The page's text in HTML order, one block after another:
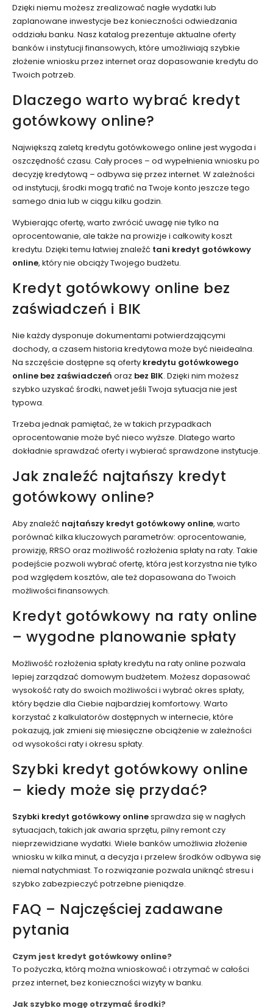
Dzięki niemu możesz zrealizować nagłe wydatki lub
zaplanowane inwestycje bez konieczności odwiedzania
oddziału banku. Nasz katalog prezentuje aktualne oferty
banków i instytucji finansowych, które umożliwiają szybkie
złożenie wniosku przez internet oraz dopasowanie kredytu do
Twoich potrzeb.
Dlaczego warto wybrać kredyt
gotówkowy online?
Największą zaletą kredytu gotówkowego online jest wygoda i
oszczędność czasu. Cały proces – od wypełnienia wniosku po
decyzję kredytową – odbywa się przez internet. W zależności
od instytucji, środki mogą trafić na Twoje konto jeszcze tego
samego dnia lub w ciągu kilku godzin.
Wybierając ofertę, warto zwrócić uwagę nie tylko na
oprocentowanie, ale także na prowizje i całkowity koszt
kredytu. Dzięki temu łatwiej znaleźć tani kredyt gotówkowy
online, który nie obciąży Twojego budżetu.
Kredyt gotówkowy online bez
zaświadczeń i BIK
Nie każdy dysponuje dokumentami potwierdzającymi
dochody, a czasem historia kredytowa może być nieidealna.
Na szczęście dostępne są oferty kredytu gotówkowego
online bez zaświadczeń oraz bez BIK. Dzięki nim możesz
szybko uzyskać środki, nawet jeśli Twoja sytuacja nie jest
typowa.
Trzeba jednak pamiętać, że w takich przypadkach
oprocentowanie może być nieco wyższe. Dlatego warto
dokładnie sprawdzać oferty i wybierać sprawdzone instytucje.
Jak znaleźć najtańszy kredyt
gotówkowy online?
Aby znaleźć najtańszy kredyt gotówkowy online, warto
porównać kilka kluczowych parametrów: oprocentowanie,
prowizję, RRSO oraz możliwość rozłożenia spłaty na raty. Takie
podejście pozwoli wybrać ofertę, która jest korzystna nie tylko
pod względem kosztów, ale też dopasowana do Twoich
możliwości finansowych.
Kredyt gotówkowy na raty online
– wygodne planowanie spłaty
Możliwość rozłożenia spłaty kredytu na raty online pozwala
lepiej zarządzać domowym budżetem. Możesz dopasować
wysokość raty do swoich możliwości i wybrać okres spłaty,
który będzie dla Ciebie najbardziej komfortowy. Warto
korzystać z kalkulatorów dostępnych w internecie, które
pokazują, jak zmieni się miesięczne obciążenie w zależności
od wysokości raty i okresu spłaty.
Szybki kredyt gotówkowy online
– kiedy może się przydać?
Szybki kredyt gotówkowy onlinesprawdza się w nagłych
sytuacjach, takich jak awaria sprzętu, pilny remont czy
nieprzewidziane wydatki. Wiele banków umożliwia złożenie
wniosku w kilka minut, a decyzja i przelew środków odbywa się
niemal natychmiast. To rozwiązanie pozwala uniknąć stresu i
szybko zabezpieczyć potrzebne pieniądze.
FAQ – Najczęściej zadawane
pytania
Czym jest kredyt gotówkowy online?
To pożyczka, którą można wnioskować i otrzymać w całości
przez internet, bez konieczności wizyty w banku.
Jak szybko mogę otrzymać środki?